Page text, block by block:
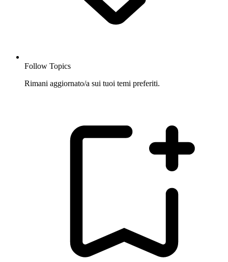
Follow Topics
Rimani aggiornato/a sui tuoi temi preferiti.